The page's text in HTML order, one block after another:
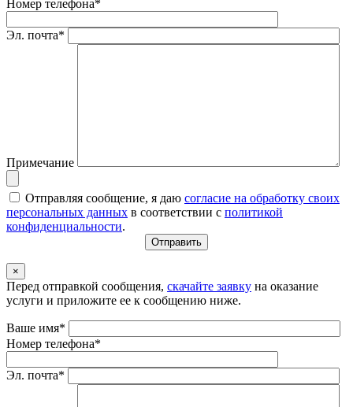
Номер телефона*
Эл. почта*
Примечание
Отправляя сообщение, я даю согласие на обработку своих
персональных данных в соответствии с политикой
конфиденциальности.
×
Перед отправкой сообщения, скачайте заявку на оказание
услуги и приложите ее к сообщению ниже.
Ваше имя*
Номер телефона*
Эл. почта*